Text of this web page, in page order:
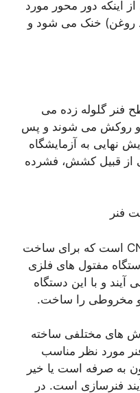
اینکه دور محور مورد
روغن) خنک می شود و
فنر گلوله زده می
و روکش می شوند و پس
نهایی به آزمایشگاه
از قبیل کشش، فشرده
فنر
دستگاه سیم پیچ یک دستگاه CNC است که برای ساخت
مفتول های فلزی
و با این دستگاه
و مخروطی را ساخت.
های مختلفی ساخته
مورد نظر مناسب
به صرفه است یا خیر
فنرسازی است. در